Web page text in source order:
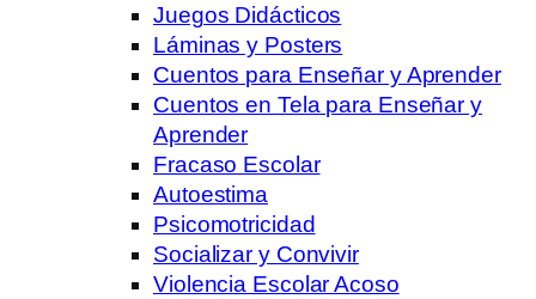
Juegos Didácticos
Láminas y Posters
Cuentos para Enseñar y Aprender
Cuentos en Tela para Enseñar y
Aprender
Fracaso Escolar
Autoestima
Psicomotricidad
Socializar y Convivir
Violencia Escolar Acoso